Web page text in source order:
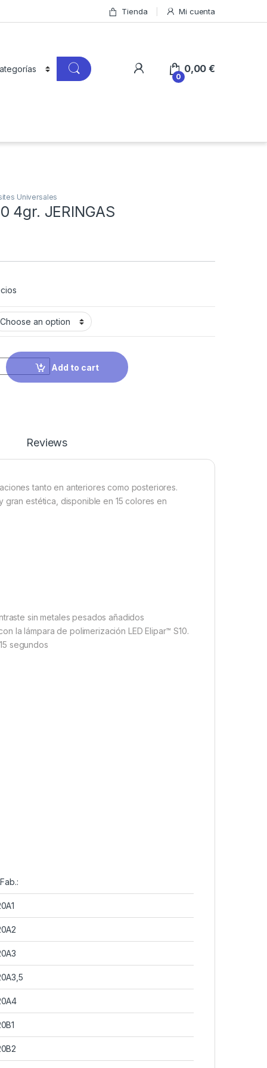
Tienda Mi cuenta
0
0,00€
Universales
4gr. JERINGAS
Add to cart
Reviews
tanto en anteriores como posteriores.
estética, disponible en 15 colores en
sin metales pesados añadidos
la lámpara de polimerización LED Elipar™ S10.
segundos